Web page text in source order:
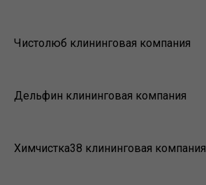
Чистолюб клининговая компания
Дельфин клининговая компания
Химчистка38 клининговая компания